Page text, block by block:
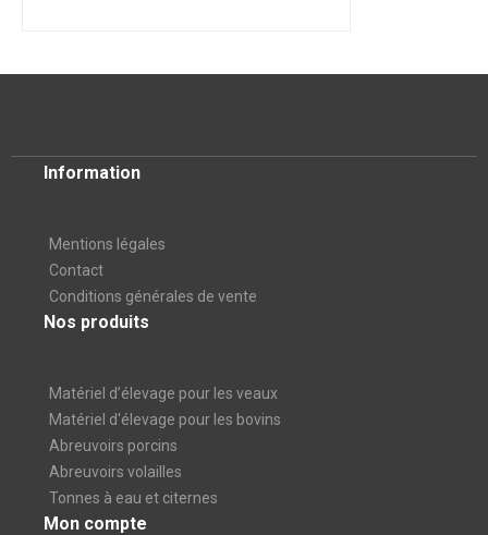
Information
Mentions légales
Contact
Conditions générales de vente
Nos produits
Matériel d’élevage pour les veaux
Matériel d'élevage pour les bovins
Abreuvoirs porcins
Abreuvoirs volailles
Tonnes à eau et citernes
Mon compte